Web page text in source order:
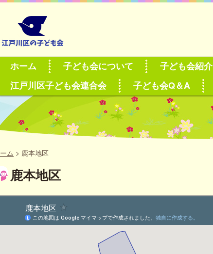
ホーム 子ども会について 子ども会紹介
江戸川区子ども会連合会
子ども会Q＆A
ム > 鹿本地区
鹿本地区